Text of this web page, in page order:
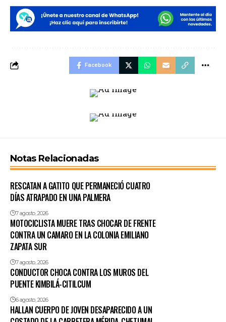
Facebook
Notas Relacionadas
RESCATAN A GATITO QUE PERMANECIÓ CUATRO
DÍAS ATRAPADO EN UNA PALMERA
7 agosto, 2026
MOTOCICLISTA MUERE TRAS CHOCAR DE FRENTE
CONTRA UN CAMARO EN LA COLONIA EMILIANO
ZAPATA SUR
7 agosto, 2026
CONDUCTOR CHOCA CONTRA LOS MUROS DEL
PUENTE KIMBILÁ-CITILCUM
6 agosto, 2026
HALLAN CUERPO DE JOVEN DESAPARECIDO A UN